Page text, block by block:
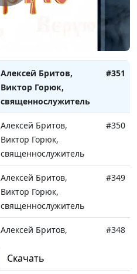
#352
Алексей Бритов,
Виктор Горюк,
священнослужитель
#351
Алексей Бритов,
Виктор Горюк,
священнослужитель
#350
Алексей Бритов,
Виктор Горюк,
священнослужитель
#349
Алексей Бритов,
священнослужитель
#348
Скачать